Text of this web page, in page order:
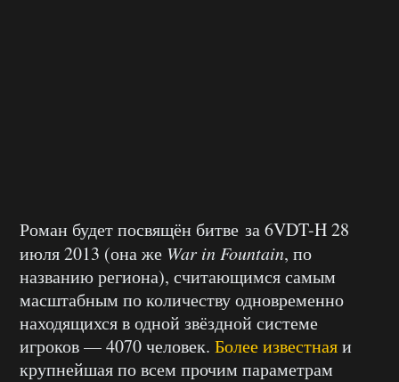
Роман будет посвящён битве за 6VDT-H 28
июля 2013 (она же War in Fountain, по
названию региона), считающимся самым
масштабным по количеству одновременно
находящихся в одной звёздной системе
игроков — 4070 человек. Более известнаяи
крупнейшая по всем прочим параметрам